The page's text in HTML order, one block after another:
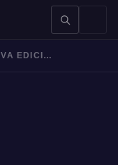
SE VIENE LA 11VA EDICIÓN DE EL VINO CELEBRA